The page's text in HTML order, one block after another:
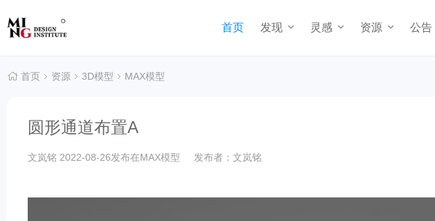
首页 发现 灵感 资源 公告
首页 资源 3D模型 MAX模型
圆形通道布置A
文岚铭 2022-08-26发布在MAX模型 发布者：文岚铭